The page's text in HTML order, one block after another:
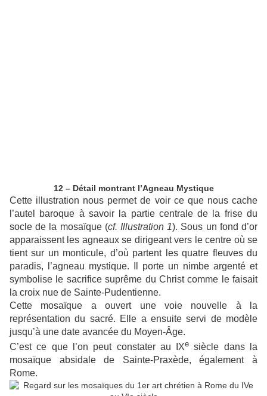
12 – Détail montrant l’Agneau Mystique
Cette illustration nous permet de voir ce que nous cache
l’autel baroque à savoir la partie centrale de la frise du
socle de la mosaïque (cf. Illustration 1). Sous un fond d’or
apparaissent les agneaux se dirigeant vers le centre où se
tient sur un monticule, d’où partent les quatre fleuves du
paradis, l’agneau mystique. Il porte un nimbe argenté et
symbolise le sacrifice suprême du Christ comme le faisait
la croix nue de Sainte-Pudentienne.
Cette mosaïque a ouvert une voie nouvelle à la
représentation du sacré. Elle a ensuite servi de modèle
jusqu’à une date avancée du Moyen-Âge.
C’est ce que l’on peut constater au IXe siècle dans la
mosaïque absidale de Sainte-Praxède, également à
Rome.